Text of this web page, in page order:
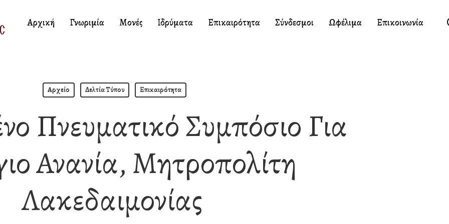
Αρχική Γνωριμία Μονές Ιδρύματα Επικαιρότητα Σύνδεσμοι Ωφέλιμα Επικοινωνία
Αρχείο Δελτία Τύπου Επικαιρότητα
Πνευματικό Συμπόσιο Για
Ανανία, Μητροπολίτη
Λακεδαιμονίας